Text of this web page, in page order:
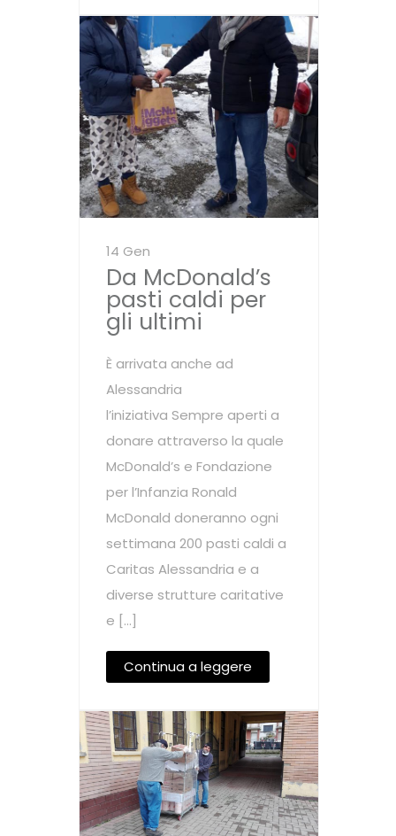
14 Gen
Da McDonald’s
pasti caldi per
gli ultimi
È arrivata anche ad
Alessandria
l’iniziativa Sempre aperti a
donare attraverso la quale
McDonald’s e Fondazione
per l’Infanzia Ronald
McDonald doneranno ogni
settimana 200 pasti caldi a
Caritas Alessandria e a
diverse strutture caritative
e […]
Continua a leggere